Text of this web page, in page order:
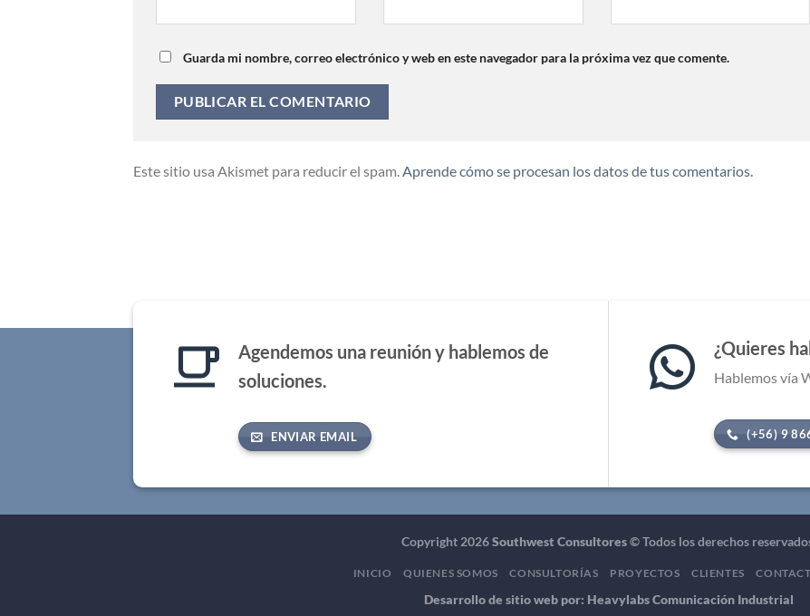
Guarda mi nombre, correo electrónico y web en este navegador para la próxima vez que comente.
Este sitio usa Akismet para reducir el spam.Aprende cómo se procesan los datos de tus comentarios.
Agendemos una reunión y hablemos de
soluciones.
ENVIAR EMAIL
¿Quieres
Hablemos vía
(+56) 9
Copyright 2026Southwest Consultores© Todos los derechos
INICIO QUIENES SOMOS CONSULTORÍAS PROYECTOS CLIENTES
Desarrollo de sitio web por: Heavylabs Comunicación Industrial